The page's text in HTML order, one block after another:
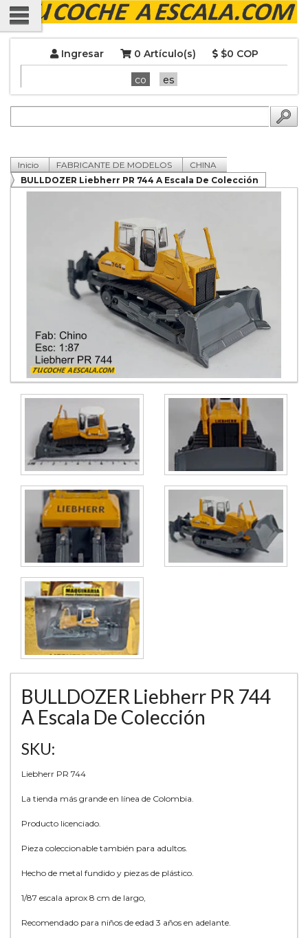
Ingresar 0 Artículo(s) $0 COP
co es
Inicio FABRICANTE DE MODELOS
CHINA
BULLDOZER Liebherr PR 744 A Escala De Colección
BULLDOZER Liebherr PR 744
A Escala De Colección
SKU:
Liebherr PR 744
La tienda más grande en línea de Colombia.
Producto licenciado.
Pieza coleccionable también para adultos.
Hecho de metal fundido y piezas de plástico.
1/87 escala aprox 8 cm de largo,
Recomendado para niños de edad 3 años en adelante.